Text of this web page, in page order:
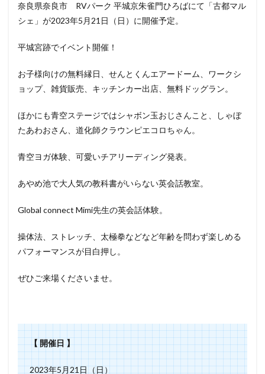
奈良県奈良市 RVパーク 平城京朱雀門ひろばにて「古都マル
シェ」が2023年5月21日（日）に開催予定。
平城宮跡でイベント開催！
お子様向けの無料縁日、せんとくんエアードーム、ワークシ
ョップ、雑貨販売、キッチンカー出店、無料ドッグラン。
ほかにも青空ステージではシャボン玉おじさんこと、しゃぼ
たあわおさん、道化師クラウンピエコロちゃん。
青空ヨガ体験、可愛いチアリーディング発表。
あやめ池で大人気の教科書がいらない英会話教室。
Global connect Mimi先生の英会話体験。
操体法、ストレッチ、太極拳などなど年齢を問わず楽しめる
パフォーマンスが目白押し。
ぜひご来場くださいませ。
【 開催日 】
2023年5月21日（日）